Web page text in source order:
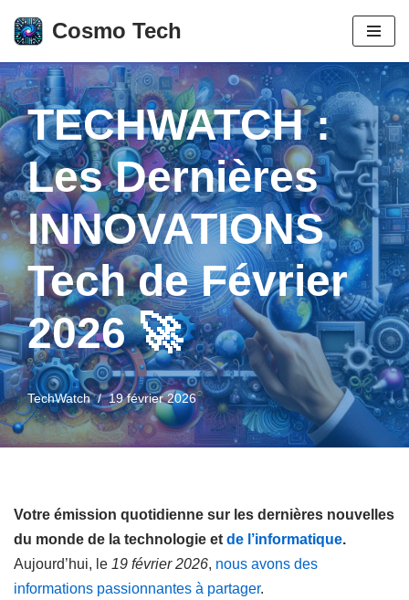
Aller
au
contenu
Cosmo Tech
TECHWATCH :
Les Dernières
INNOVATIONS
Tech de Février
2026 🚀
TechWatch 19 février 2026
Votre émission quotidienne sur les dernières nouvelles
du monde de la technologie et de l’informatique.
Aujourd’hui, le 19 février 2026, nous avons des
informations passionnantes à partager.